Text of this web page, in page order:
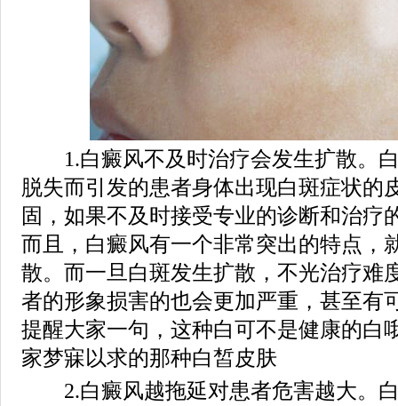
1.白癜风不及时治疗会发生扩散。白
脱失而引发的患者身体出现白斑症状的
固，如果不及时接受专业的诊断和治疗
而且，白癜风有一个非常突出的特点，
散。而一旦白斑发生扩散，不光治疗难
者的形象损害的也会更加严重，甚至有
提醒大家一句，这种白可不是健康的白
家梦寐以求的那种白皙皮肤
2.白癜风越拖延对患者危害越大。白